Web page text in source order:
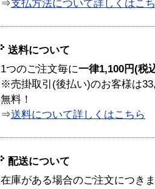
⇒支払方法について詳しくはこ
送料について
1つのご注文毎に一律1,100円(税
※売掛取引(後払い)のお客様は
無料！
⇒送料について詳しくはこちら
配送について
在庫がある場合のご注文につき